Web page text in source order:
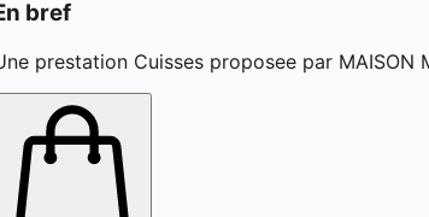
bref
prestation Cuisses proposee par MAISON